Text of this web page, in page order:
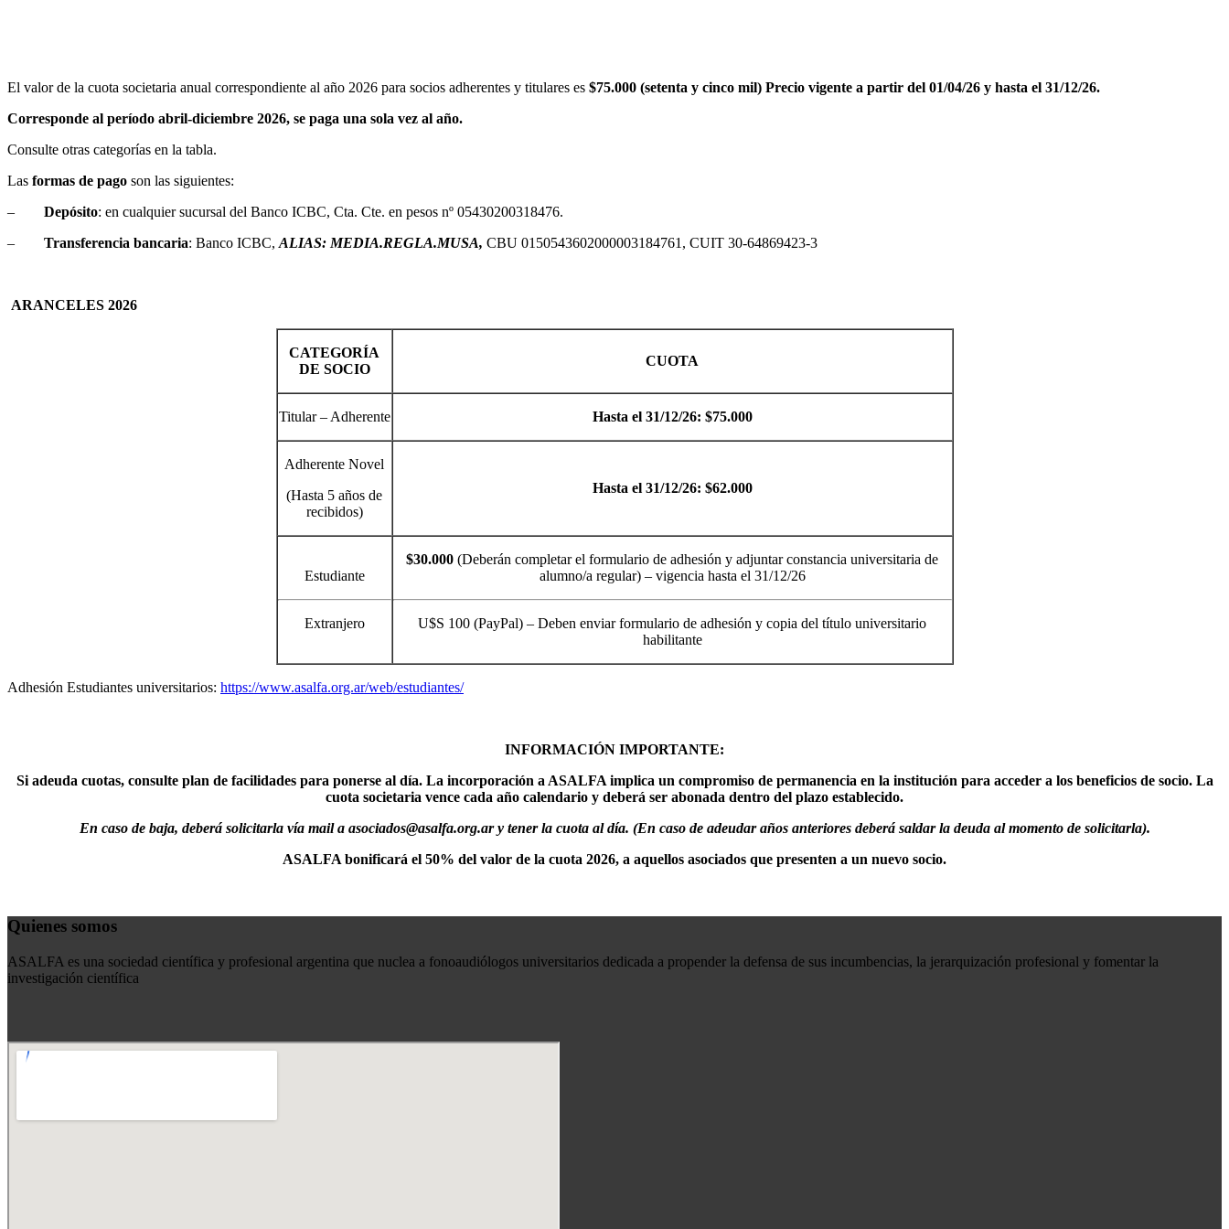
El valor de la cuota societaria anual correspondiente al año 2026 para socios adherentes y titulares es $75.000 (setenta y cinco mil) Precio vigente a partir del 01/04/26 y hasta el 31/12/26.
Corresponde al período abril-diciembre 2026, se paga una sola vez al año.
Consulte otras categorías en la tabla.
Las formas de pago son las siguientes:
– Depósito: en cualquier sucursal del Banco ICBC, Cta. Cte. en pesos nº 05430200318476.
– Transferencia bancaria: Banco ICBC, ALIAS: MEDIA.REGLA.MUSA, CBU 0150543602000003184761, CUIT 30-64869423-3
ARANCELES 2026
CATEGORÍA
DE SOCIO
CUOTA
Titular – Adherente Hasta el 31/12/26: $75.000
Adherente Novel
(Hasta 5 años de
recibidos)
Hasta el 31/12/26: $62.000
Estudiante
Extranjero
$30.000 (Deberán completar el formulario de adhesión y adjuntar constancia universitaria de
alumno/a regular) – vigencia hasta el 31/12/26
U$S 100 (PayPal) – Deben enviar formulario de adhesión y copia del título universitario
habilitante
Adhesión Estudiantes universitarios: https://www.asalfa.org.ar/web/estudiantes/
INFORMACIÓN IMPORTANTE:
Si adeuda cuotas, consulte plan de facilidades para ponerse al día. La incorporación a ASALFA implica un compromiso de permanencia en la institución para acceder a los beneficios de socio. La
cuota societaria vence cada año calendario y deberá ser abonada dentro del plazo establecido.
En caso de baja, deberá solicitarla vía mail a asociados@asalfa.org.ar y tener la cuota al día. (En caso de adeudar años anteriores deberá saldar la deuda al momento de solicitarla).
ASALFA bonificará el 50% del valor de la cuota 2026, a aquellos asociados que presenten a un nuevo socio.
Quienes somos
ASALFA es una sociedad científica y profesional argentina que nuclea a fonoaudiólogos universitarios dedicada a propender la defensa de sus incumbencias, la jerarquización profesional y fomentar la
investigación científica